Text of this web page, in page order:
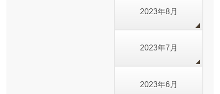
2023年8月
2023年7月
2023年6月